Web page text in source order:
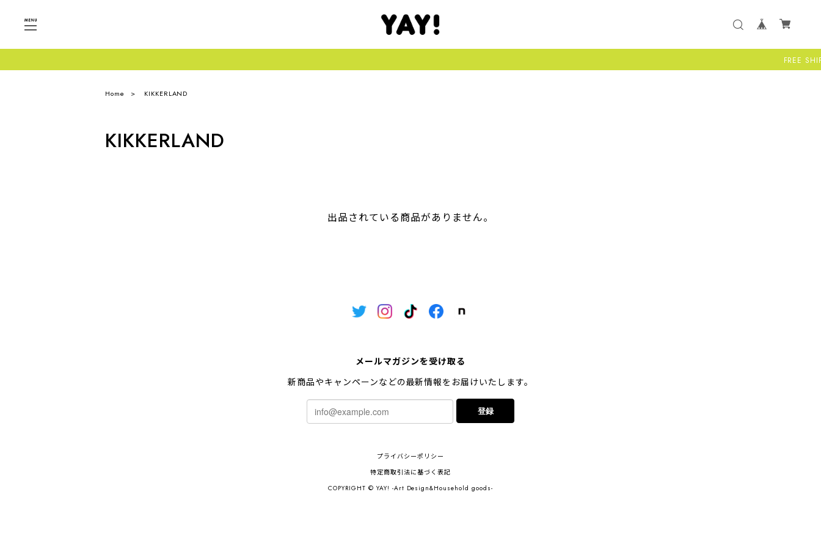
FREE
Home KIKKERLAND
KIKKERLAND
出品されている商品がありません。
メールマガジンを受け取る
新商品やキャンペーンなどの最新情報をお届けいたします。
登録
プライバシーポリシー
特定商取引法に基づく表記
COPYRIGHT © YAY! -Art Design&Household goods-